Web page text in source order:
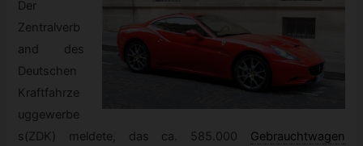
Der
Zentralverb
and des
Deutschen
Kraftfahrze
uggewerbe
s(ZDK) meldete, das ca. 585.000
Gebrauchtwagen